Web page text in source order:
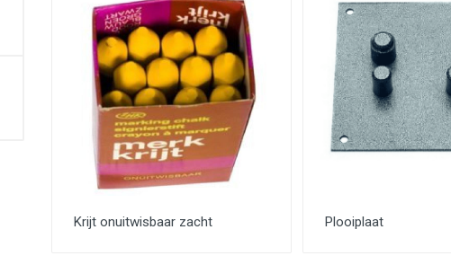
Krijt onuitwisbaar zacht Plooiplaat